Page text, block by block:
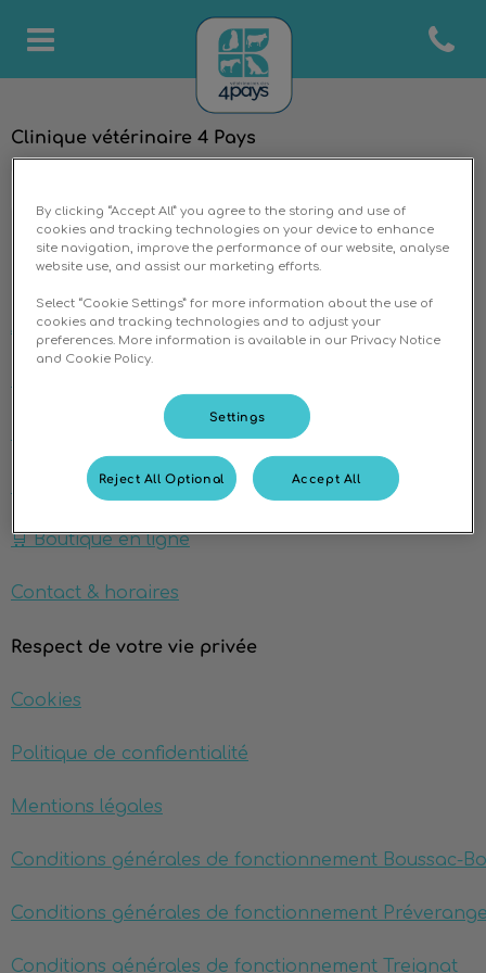
Page d'accueil de 4 pays
Open
Explorer
Accueil
🛒 Boutique en ligne
Contact & horaires
Respect de votre vie privée
Cookies
Politique de confidentialité
Mentions légales
Conditions générales de fonctionnement Boussac-
Conditions générales de fonctionnement
Conditions générales de fonctionnement Treignat
Clinique vétérinaire 4 Pays
By clicking “Accept All” you agree to the storing and use of
cookies and tracking technologies on your device to enhance
site navigation, improve the performance of our website, analyse
website use, and assist our marketing efforts.
Select “Cookie Settings” for more information about the use of
cookies and tracking technologies and to adjust your
preferences. More information is available in our Privacy Notice
and Cookie Policy.
Settings
Reject All Optional Accept All